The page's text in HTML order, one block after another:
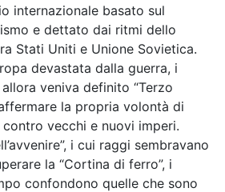
internazionale basato sul
e dettato dai ritmi dello
Stati Uniti e Unione Sovietica.
devastata dalla guerra, i
veniva definito “Terzo
la propria volontà di
vecchi e nuovi imperi.
i cui raggi sembravano
la “Cortina di ferro”, i
confondono quelle che sono